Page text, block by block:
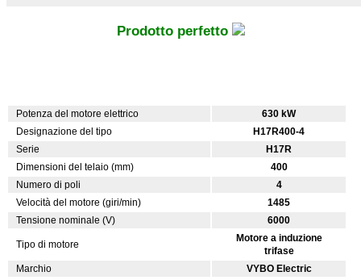
Prodotto perfetto
Potenza del motore elettrico
630 kW
Designazione del tipo
H17R400-4
Serie
H17R
Dimensioni del telaio (mm)
400
Numero di poli
4
Velocità del motore (giri/min)
1485
Tensione nominale (V)
6000
Tipo di motore
Motore a induzione
trifase
Marchio
VYBO Electric